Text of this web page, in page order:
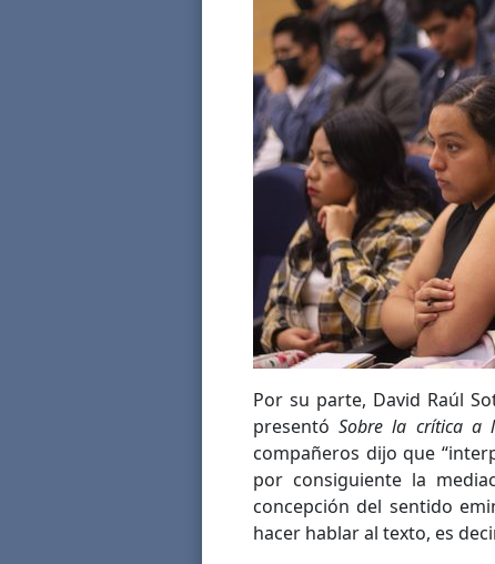
Por su parte, David Raúl
presentóSobre la crítica a
compañeros dijo que
por consiguiente la
concepción del sentido
hacer hablar al texto, es